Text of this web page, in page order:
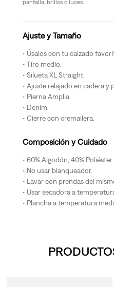
pantalla, brillos o luces.
Ajuste y Tamaño
Úsalos con tu calzado
Tiro medio.
Silueta XL Straight.
Ajuste relajado en cadera y
Pierna Amplia.
Denim.
Cierre con cremallera.
Composición y Cuidado
60% Algodón, 40% Poliéster.
No usar blanqueador.
Lavar con prendas del
Usar secadora a
Plancha a temperatura